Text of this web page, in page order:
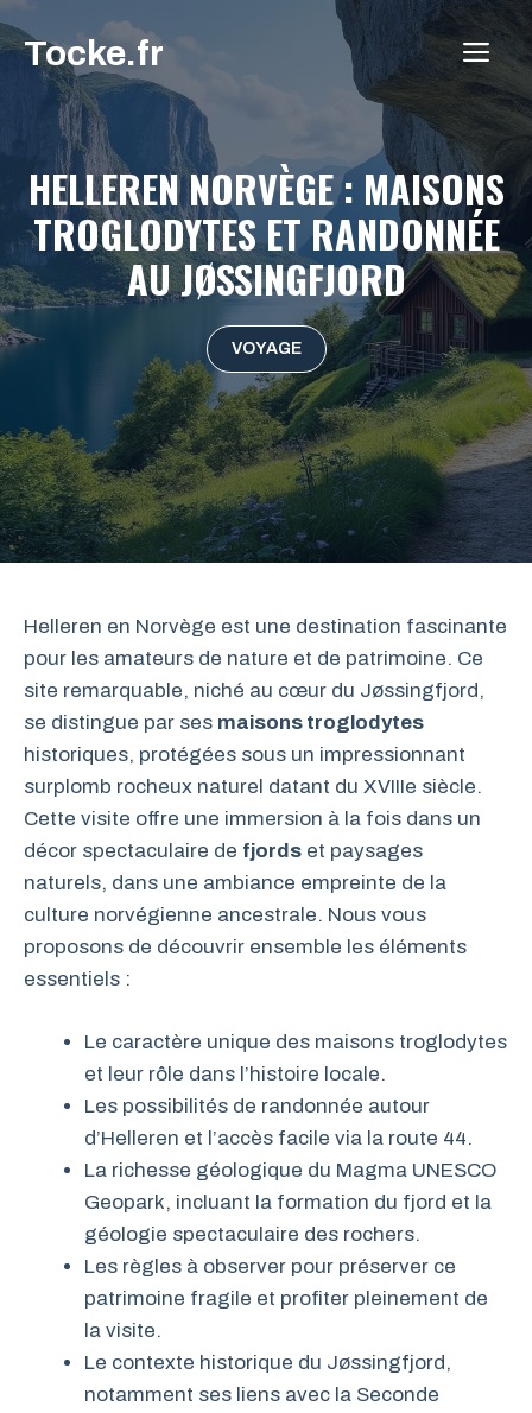
au
contenu
Tocke.fr
HELLEREN NORVÈGE : MAISONS
TROGLODYTES ET RANDONNÉE
AU JØSSINGFJORD
VOYAGE
Helleren en Norvège est une destination fascinante
pour les amateurs de nature et de patrimoine. Ce
site remarquable, niché au cœur du Jøssingfjord,
se distingue par ses maisons troglodytes
historiques, protégées sous un impressionnant
surplomb rocheux naturel datant du XVIIIe siècle.
Cette visite offre une immersion à la fois dans un
décor spectaculaire de fjords et paysages
naturels, dans une ambiance empreinte de la
culture norvégienne ancestrale. Nous vous
proposons de découvrir ensemble les éléments
essentiels :
Le caractère unique des maisons troglodytes
et leur rôle dans l’histoire locale.
Les possibilités de randonnée autour
d’Helleren et l’accès facile via la route 44.
La richesse géologique du Magma UNESCO
Geopark, incluant la formation du fjord et la
géologie spectaculaire des rochers.
Les règles à observer pour préserver ce
patrimoine fragile et profiter pleinement de
la visite.
Le contexte historique du Jøssingfjord,
notamment ses liens avec la Seconde